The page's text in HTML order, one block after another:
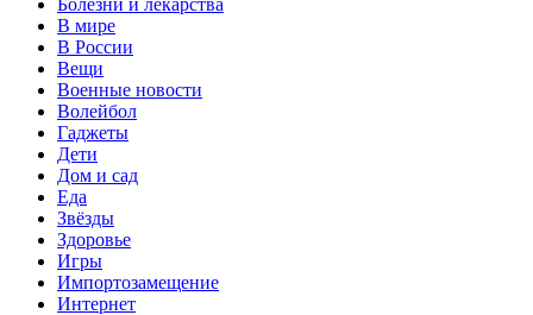
Болезни и лекарства
В мире
В России
Вещи
Военные новости
Волейбол
Гаджеты
Дети
Дом и сад
Еда
Звёзды
Здоровье
Игры
Импортозамещение
Интернет